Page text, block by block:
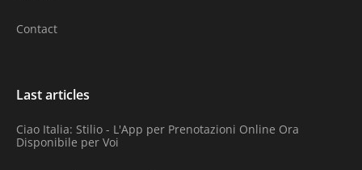
Contact
Last articles
Ciao Italia: Stilio - L'App per Prenotazioni Online Ora
Disponibile per Voi